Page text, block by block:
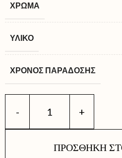
ΧΡΏΜΑ
ΥΛΙΚΌ
ΧΡΌΝΟΣ ΠΑΡΆΔΟΣΗΣ
ΠΡΟΣΘΉΚΗ